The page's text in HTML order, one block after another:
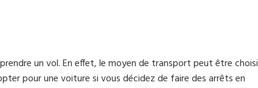
un vol. En effet, le moyen de transport peut être choisi
pour une voiture si vous décidez de faire des arrêts en